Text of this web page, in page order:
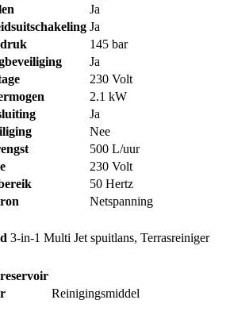
Ja
Ja
145 bar
Ja
230 Volt
2.1 kW
Ja
Nee
500 L/uur
230 Volt
50 Hertz
Netspanning
3-in-1 Multi Jet spuitlans, Terrasreiniger
Reinigingsmiddel